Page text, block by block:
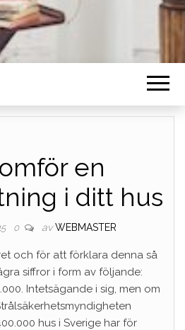
en
i ditt hus
0 av WEBMASTER
och för att förklara denna så
siffror i form av följande:
Intetsägande i sig, men om
hus i Sverige har för